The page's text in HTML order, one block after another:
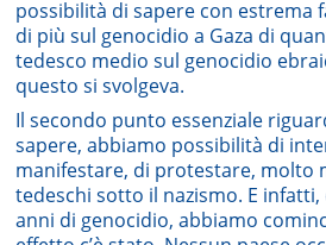
possibilità di sapere con estrema
di più sul genocidio a Gaza di
tedesco medio sul genocidio
questo si svolgeva.
Il secondo punto essenziale
sapere, abbiamo possibilità di
manifestare, di protestare, molto
tedeschi sotto il nazismo. E
anni di genocidio, abbiamo